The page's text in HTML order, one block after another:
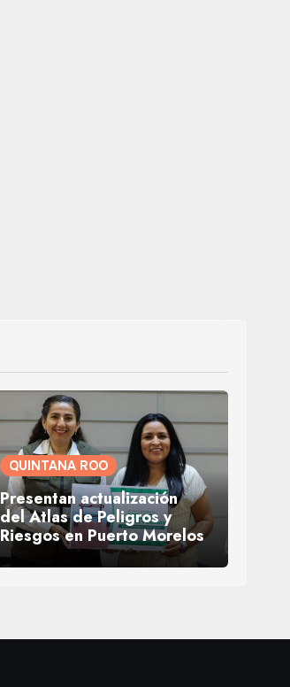
QUINTANA ROO
Presentan actualización
del Atlas de Peligros y
Riesgos en Puerto Morelos